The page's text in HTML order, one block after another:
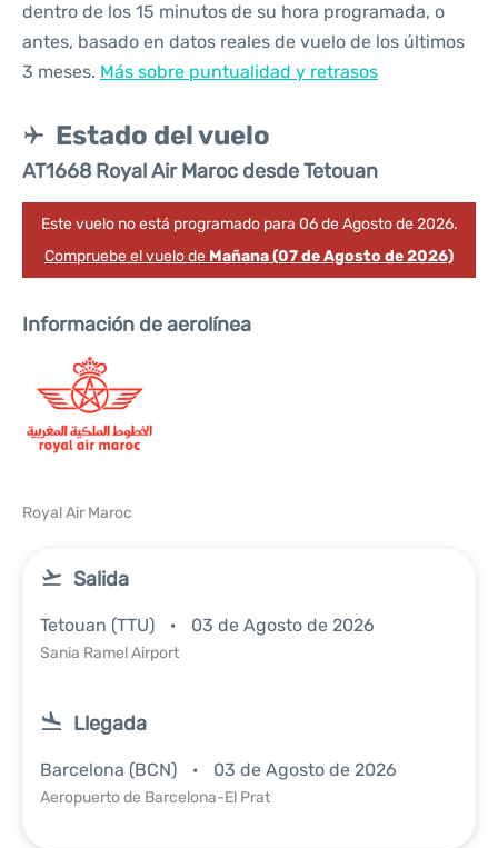
dentro de los 15 minutos de su hora programada, o
antes, basado en datos reales de vuelo de los últimos
3 meses. Más sobre puntualidad y retrasos
Estado del vuelo
AT1668 Royal Air Maroc desde Tetouan
Este vuelo no está programado para 06 de Agosto de 2026.
Compruebe el vuelo de Mañana (07 de Agosto de 2026)
Información de aerolínea
Royal Air Maroc
Salida
Tetouan (TTU) 03 de Agosto de 2026
Sania Ramel Airport
Llegada
Barcelona (BCN) 03 de Agosto de 2026
Aeropuerto de Barcelona-El Prat